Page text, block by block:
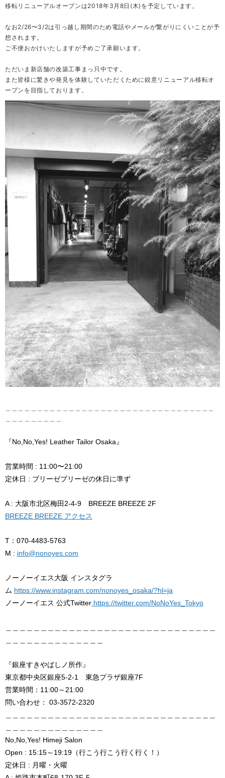
移転リニューアルオープンは2018年3月8日(木)を予定しています。
なお2/26〜3/2は引っ越し期間のため電話やメールが繋がりにくいことが予
想されます。
ご不便おかけいたしますが予めご了承願います。
ただいま新店舗の改築工事まっ只中です。
また皆様に驚きや発見を体験していただくために鋭意リニューアル移転オ
ープンを目指しております。
『No,No,Yes! Leather Tailor Osaka』
営業時間 : 11:00〜21:00
定休日 : ブリーゼブリーゼの休日に準ず
A : 大阪市北区梅田2-4-9 BREEZE BREEZE 2F
BREEZE BREEZE アクセス
T：070-4483-5763
M : info@nonoyes.com
ノーノーイエス大阪 インスタグラ
ム https://www.instagram.com/nonoyes_osaka/?hl=ja
ノーノーイエス 公式Twitter https://twitter.com/NoNoYes_Tokyo
『銀座すきやばしノ所作』
東京都中央区銀座5-2-1 東急プラザ銀座7F
営業時間：11:00～21:00
問い合わせ： 03-3572-2320
No,No,Yes! Himeji Salon
Open : 15:15～19:19（行こう行こう行く行く！）
定休日 : 月曜・火曜